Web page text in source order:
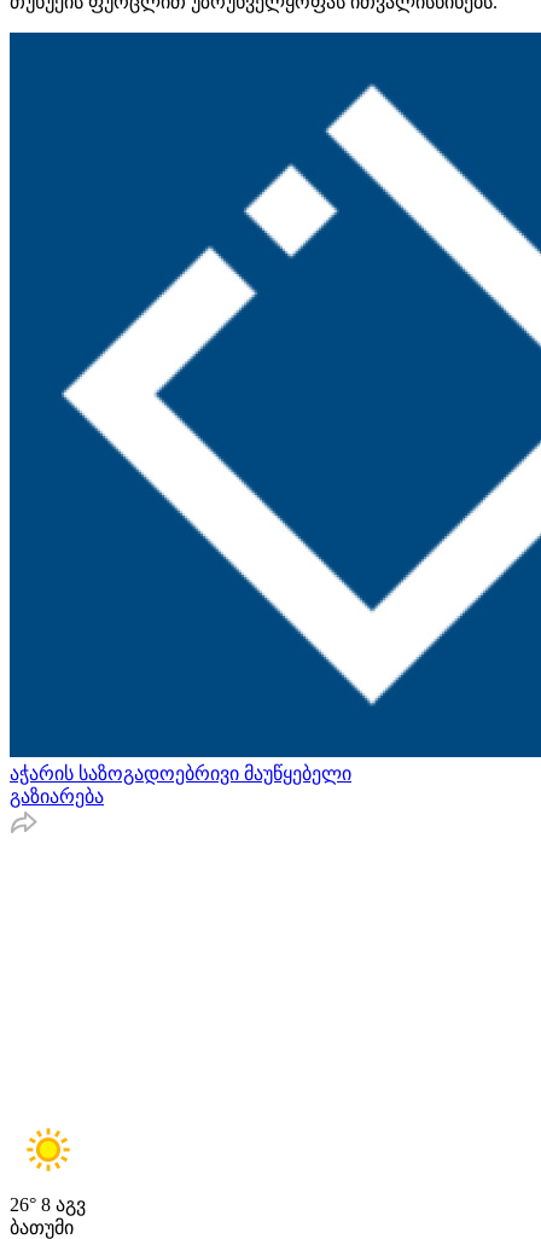
აჭარის საზოგადოებრივი მაუწყებელი
გაზიარება
26° 8 აგვ
ბათუმი